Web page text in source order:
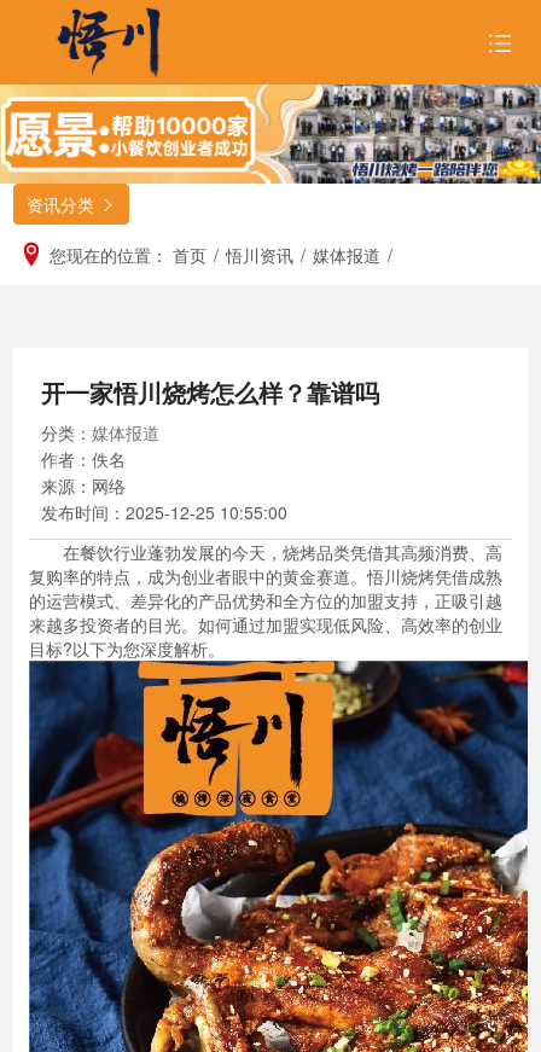
首页
关于悟川 
品牌形象
悟川资讯
加入我们
资讯分类 
您现在的位置： 首页 / 悟川资讯 / 媒体报道 /
开一家悟川烧烤怎么样？靠谱吗
分类： 媒体报道
作者：佚名
来源：网络
发布时间： 2025-12-25 10:55:00
在餐饮行业蓬勃发展的今天，烧烤品类凭借其高频消费、高
复购率的特点，成为创业者眼中的黄金赛道。悟川烧烤凭借成熟
的运营模式、差异化的产品优势和全方位的加盟支持，正吸引越
来越多投资者的目光。如何通过加盟实现低风险、高效率的创业
目标?以下为您深度解析。